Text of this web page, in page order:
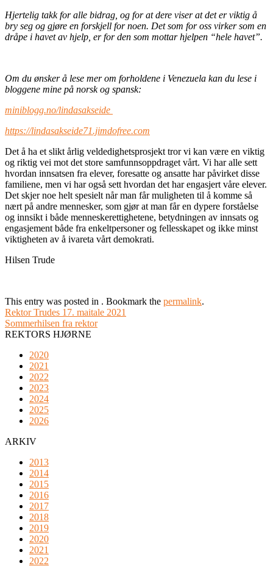
Hjertelig takk for alle bidrag, og for at dere viser at det er viktig å
bry seg og gjøre en forskjell for noen. Det som for oss virker som en
dråpe i havet av hjelp, er for den som mottar hjelpen “hele havet”.
Om du ønsker å lese mer om forholdene i Venezuela kan du lese i
bloggene mine på norsk og spansk:
miniblogg.no/lindasakseide
https://lindasakseide71.jimdofree.com
Det å ha et slikt årlig veldedighetsprosjekt tror vi kan være en viktig
og riktig vei mot det store samfunnsoppdraget vårt. Vi har alle sett
hvordan innsatsen fra elever, foresatte og ansatte har påvirket disse
familiene, men vi har også sett hvordan det har engasjert våre elever.
Det skjer noe helt spesielt når man får muligheten til å komme så
nært på andre mennesker, som gjør at man får en dypere forståelse
og innsikt i både menneskerettighetene, betydningen av innsats og
engasjement både fra enkeltpersoner og fellesskapet og ikke minst
viktigheten av å ivareta vårt demokrati.
Hilsen Trude
This entry was posted in . Bookmark the permalink.
Rektor Trudes 17. maitale 2021
Sommerhilsen fra rektor
REKTORS HJØRNE
2020
2021
2022
2023
2024
2025
2026
ARKIV
2013
2014
2015
2016
2017
2018
2019
2020
2021
2022